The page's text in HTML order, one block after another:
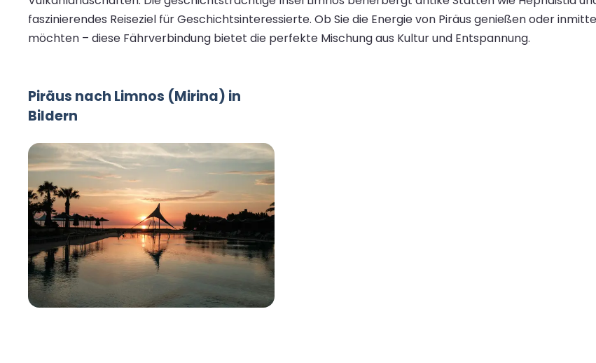
faszinierendes Reiseziel für Geschichtsinteressierte. Ob Sie die Energie von Piräus genießen oder
möchten – diese Fährverbindung bietet die perfekte Mischung aus Kultur und Entspannung.
Piräus nach Limnos (Mirina) in
Bildern